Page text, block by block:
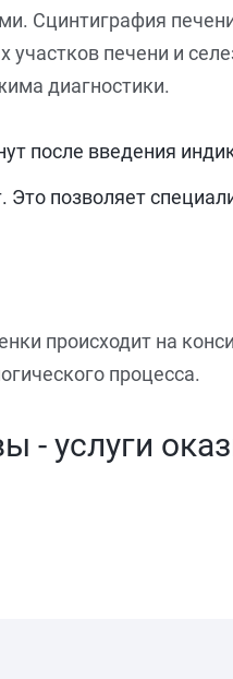
Сцинтиграфия
печени и
диагностики.
после введения
позволяет
происходит на
процесса.
услуги